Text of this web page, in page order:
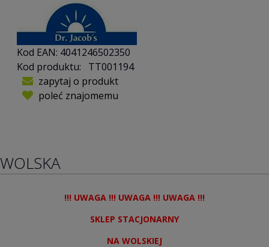
Kod EAN: 4041246502350
Kod produktu:
TT001194
zapytaj o produkt
poleć znajomemu
WOLSKA
!!! UWAGA !!! UWAGA !!! UWAGA !!!
SKLEP STACJONARNY
NA WOLSKIEJ